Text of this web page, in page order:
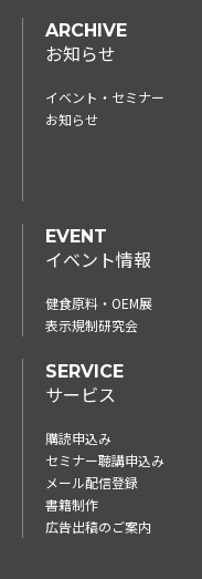
ARCHIVE
お知らせ
イベント・セミナー
お知らせ
EVENT
イベント情報
健食原料・OEM展
表示規制研究会
SERVICE
サービス
購読申込み
セミナー聴講申込み
メール配信登録
書籍制作
広告出稿のご案内